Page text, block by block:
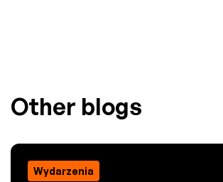
Other blogs
Wydarzenia